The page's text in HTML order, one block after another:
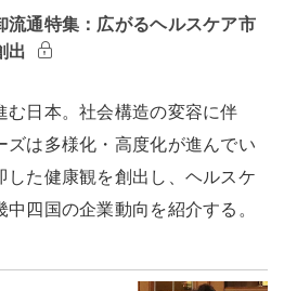
流通特集：広がるヘルスケア市
出
日本。社会構造の変容に伴
ズは多様化・高度化が進んでい
した健康観を創出し、ヘルスケ
四国の企業動向を紹介する。